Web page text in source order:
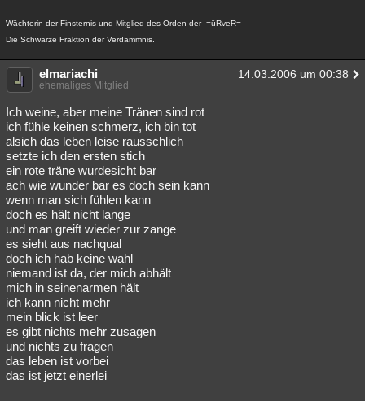
Wächterin der Finsternis und Mitglied des Orden der -=üRveR=-
Die Schwarze Fraktion der Verdammnis.
elmariachi 14.03.2006 um 00:38
ehemaliges Mitglied
Ich weine, aber meine Tränen sind rot
ich fühle keinen schmerz, ich bin tot
alsich das leben leise rausschlich
setzte ich den ersten stich
ein rote träne wurdesicht bar
ach wie wunder bar es doch sein kann
wenn man sich fühlen kann
doch es hält nicht lange
und man greift wieder zur zange
es sieht aus nachqual
doch ich hab keine wahl
niemand ist da, der mich abhält
mich in seinenarmen hält
ich kann nicht mehr
mein blick ist leer
es gibt nichts mehr zusagen
und nichts zu fragen
das leben ist vorbei
das ist jetzt einerlei